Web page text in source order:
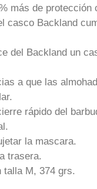
más de
casco Backland
del Backland un
a que las
rápido del
la mascara.
trasera.
talla M, 374 grs.